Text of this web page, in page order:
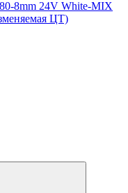
8mm 24V White-MIX
ЦТ)